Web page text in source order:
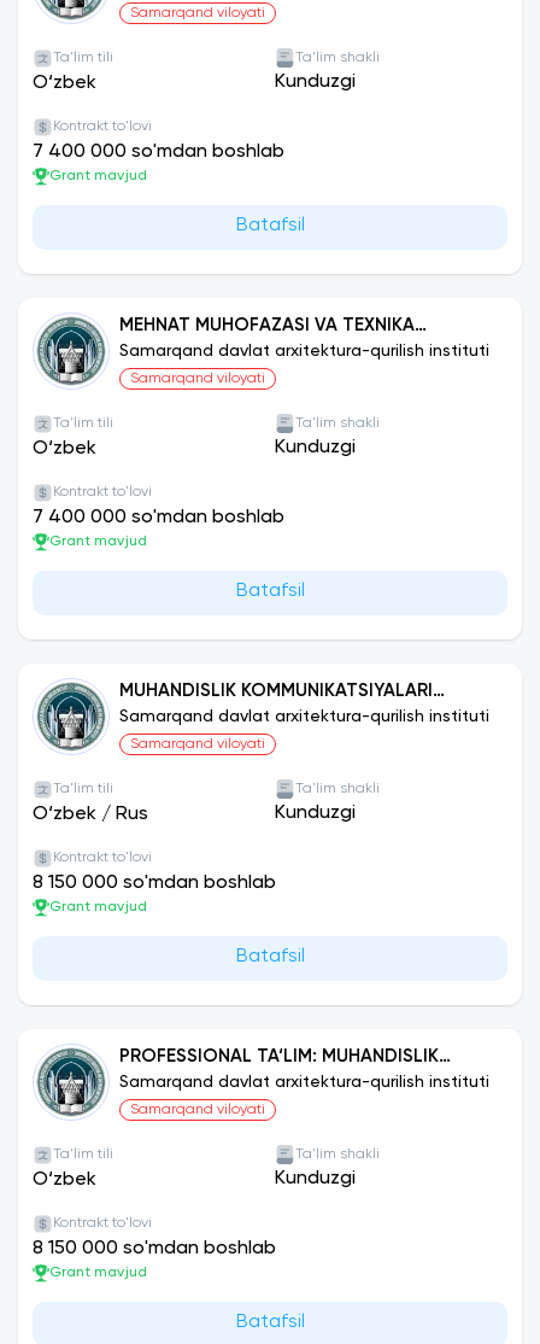
Samarqand viloyati
Ta'lim tili
O‘zbek
Ta'lim shakli
Kunduzgi
Kontrakt to'lovi
7 400 000 so'mdan boshlab
Grant mavjud
Batafsil
MEHNAT MUHOFAZASI VA TEXNIKA
XAVFSIZLIGI (TARMOQLAR BO‘YICHA)
Samarqand davlat arxitektura-qurilish instituti
Samarqand viloyati
Ta'lim tili
O‘zbek
Ta'lim shakli
Kunduzgi
Kontrakt to'lovi
7 400 000 so'mdan boshlab
Grant mavjud
Batafsil
MUHANDISLIK KOMMUNIKATSIYALARI
QURILISHI VA MONTAJI (TURLARI BO‘YICHA)
Samarqand davlat arxitektura-qurilish instituti
Samarqand viloyati
Ta'lim tili
O‘zbek / Rus
Ta'lim shakli
Kunduzgi
Kontrakt to'lovi
8 150 000 so'mdan boshlab
Grant mavjud
Batafsil
PROFESSIONAL TA‘LIM: MUHANDISLIK
KOMMUNIKATSIYALARI QURILISHI VA
MONTAJI
Samarqand davlat arxitektura-qurilish instituti
Samarqand viloyati
Ta'lim tili
O‘zbek
Ta'lim shakli
Kunduzgi
Kontrakt to'lovi
8 150 000 so'mdan boshlab
Grant mavjud
Batafsil